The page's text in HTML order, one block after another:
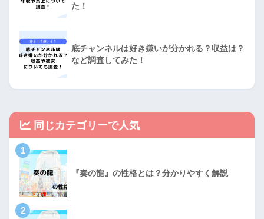
た！
底チャンネルは好き嫌いが分かれる？収益は？
など調査してみた！
同じカテゴリーで人気
1
『奏の龍』の性格とは？分かりやすく解説
2